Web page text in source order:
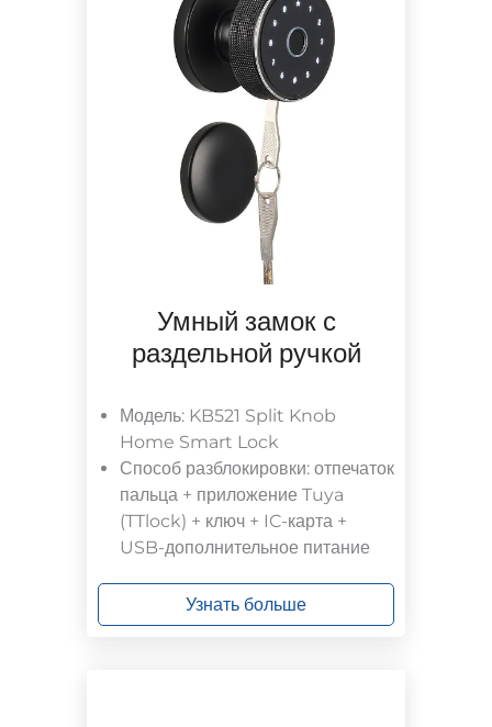
Умный замок с
раздельной ручкой
Модель: KB521 Split Knob
Home Smart Lock
Способ разблокировки: отпечаток
пальца + приложение Tuya
(TTlock) + ключ + IC-карта +
USB-дополнительное питание
Узнать больше